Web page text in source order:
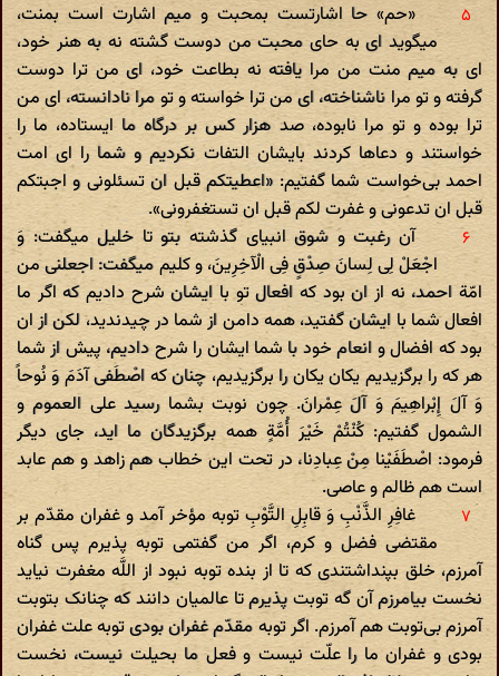
«حم» حا اشارتست بمحبت و میم اشارت است بمنت،
میگوید ای به حای محبت من دوست گشته نه به هنر خود،
ای به میم منت من مرا یافته نه بطاعت خود، ای من ترا دوست
گرفته و تو مرا ناشناخته، ای من ترا خواسته و تو مرا نادانسته، ای من
ترا بوده و تو مرا نابوده، صد هزار کس بر درگاه ما ایستاده، ما را
خواستند و دعاها کردند بایشان التفات نکردیم و شما را ای امت
احمد بی‌خواست شما گفتیم: «اعطیتکم قبل ان تسئلونی و اجبتکم
قبل ان تدعونی و غفرت لکم قبل ان تستغفرونی».
آن رغبت و شوق انبیای گذشته بتو تا خلیل میگفت: وَ
اجْعَلْ لِی لِسانَ صِدْقٍ فِی الْآخِرِینَ، و کلیم میگفت: اجعلنی من
امّة احمد، نه از ان بود که افعال تو با ایشان شرح دادیم که اگر ما
افعال شما با ایشان گفتید، همه دامن از شما در چیدندید، لکن از ان
بود که افضال و انعام خود با شما ایشان را شرح دادیم، پیش از شما
هر که را برگزیدیم یکان یکان را برگزیدیم، چنان که اصْطَفی‌ آدَمَ وَ نُوحاً
وَ آلَ إِبْراهِیمَ وَ آلَ عِمْرانَ. چون نوبت بشما رسید علی العموم و
الشمول گفتیم: کُنْتُمْ خَیْرَ أُمَّةٍ همه برگزیدگان ما اید، جای دیگر
فرمود: اصْطَفَیْنا مِنْ عِبادِنا، در تحت این خطاب هم زاهد و هم عابد
است هم ظالم و عاصی.
غافِرِ الذَّنْبِ وَ قابِلِ التَّوْبِ توبه مؤخر آمد و غفران مقدّم بر
مقتضی فضل و کرم، اگر من گفتمی توبه پذیرم پس گناه
آمرزم، خلق بپنداشتندی که تا از بنده توبه نبود از اللَّه مغفرت نیاید
نخست بیامرزم آن گه توبت پذیرم تا عالمیان دانند که چنانک بتوبت
آمرزم بی‌توبت هم آمرزم. اگر توبه مقدّم غفران بودی توبه علت غفران
بودی و غفران ما را علّت نیست و فعل ما بحیلت نیست، نخست